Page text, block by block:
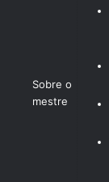
Sobre o
mestre